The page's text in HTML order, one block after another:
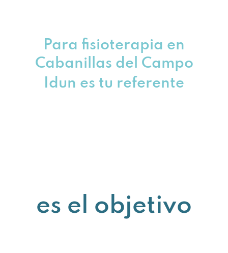
Para fisioterapia en
Cabanillas del Campo
Idun es tu referente
es el objetivo